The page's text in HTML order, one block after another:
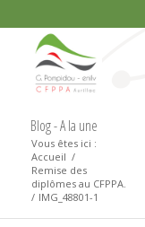
Blog - A la une
Vous êtes ici :
Accueil /
Remise des
diplômes au CFPPA.
/ IMG_48801-1